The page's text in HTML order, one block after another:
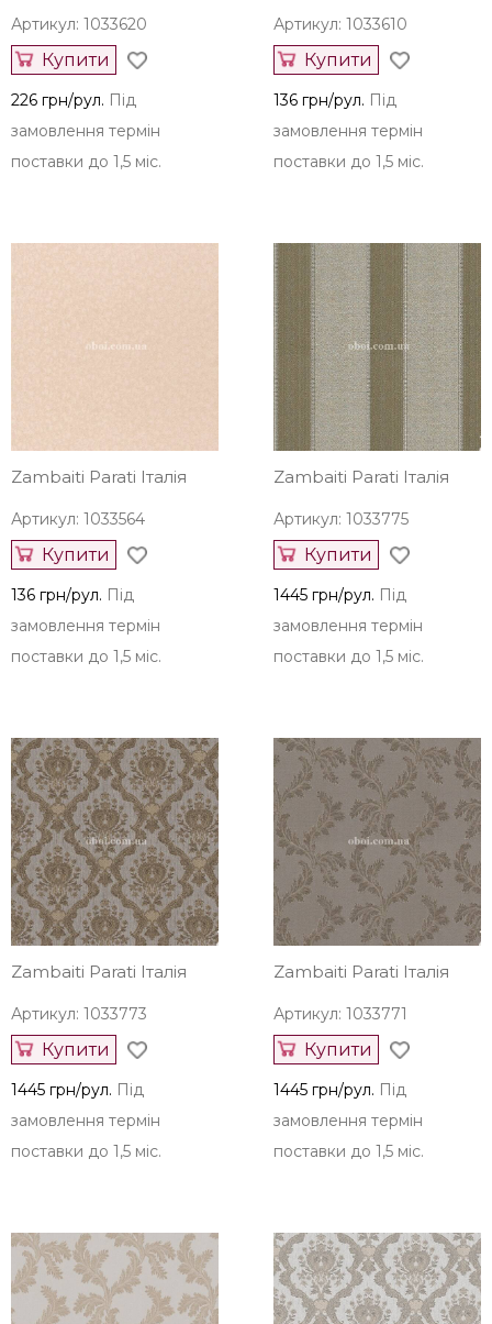
Артикул: 1033620
Купити
226 грн/рул. Під
замовлення термін
поставки до 1,5 міс.
Артикул: 1033610
Купити
136 грн/рул. Під
замовлення термін
поставки до 1,5 міс.
Zambaiti Parati Італія
Артикул: 1033564
Купити
136 грн/рул. Під
замовлення термін
поставки до 1,5 міс.
Zambaiti Parati Італія
Артикул: 1033775
Купити
1445 грн/рул. Під
замовлення термін
поставки до 1,5 міс.
Zambaiti Parati Італія
Артикул: 1033773
Купити
1445 грн/рул. Під
замовлення термін
поставки до 1,5 міс.
Zambaiti Parati Італія
Артикул: 1033771
Купити
1445 грн/рул. Під
замовлення термін
поставки до 1,5 міс.